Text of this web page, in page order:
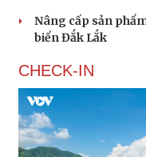
Nâng cấp sản
biển Đắk Lắk
CHECK-IN